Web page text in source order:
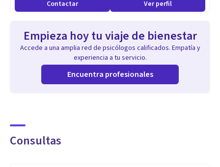
Contactar Ver perfil
Empieza hoy tu viaje de bienestar
Accede a una amplia red de psicólogos calificados. Empatía y
experiencia a tu servicio.
Encuentra profesionales
Consultas